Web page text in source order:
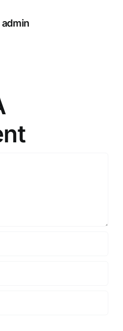
admin